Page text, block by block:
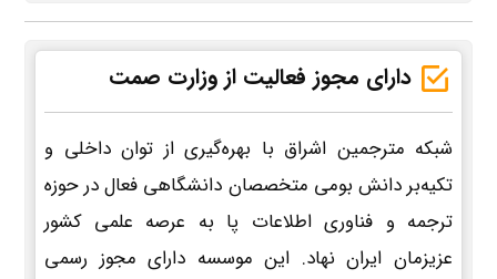
دارای مجوز فعالیت از وزارت صمت
شبکه مترجمین اشراق با بهره‌گیری از توان داخلی و
تکیه‌بر دانش بومی متخصصان دانشگاهی فعال در حوزه
ترجمه و فناوری اطلاعات پا به عرصه علمی کشور
عزیزمان ایران نهاد. این موسسه دارای مجوز رسمی